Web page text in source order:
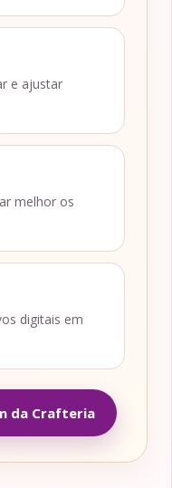
e ajustar
melhor os
digitais em
da Crafteria